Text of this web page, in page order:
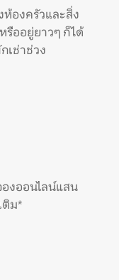
ห้องครัวและสิ่ง
รืออยู่ยาวๆ ก็ได้
เช่าช่วง
องออนไลน์แสน
ติม*